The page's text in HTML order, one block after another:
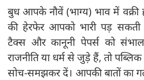
बुध आपके नौवें (भाग्य) भाव में वक्री
की हेरफेर आपको भारी पड़ सकती
टैक्स और कानूनी पेपर्स को
राजनीति या धर्म से जुड़े हैं, तो
सोच-समझकर दें। आपकी बातों का